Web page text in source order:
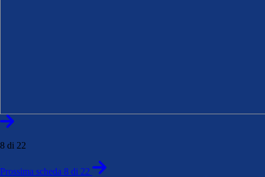
8 di 22
Prossima scheda 8 di 22